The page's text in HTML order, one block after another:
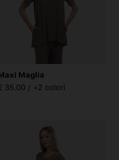
Maglia
35.00 / +2 colori